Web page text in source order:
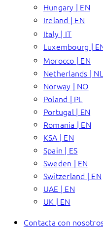
Hungary | EN
Ireland | EN
Italy | IT
Luxembourg |
Morocco | EN
Netherlands | NL
Norway | NO
Poland | PL
Portugal | EN
Romania | EN
KSA | EN
Spain | ES
Sweden | EN
Switzerland | EN
UAE | EN
UK | EN
Contacta con